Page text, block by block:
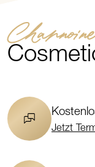
Channoine
Jetzt